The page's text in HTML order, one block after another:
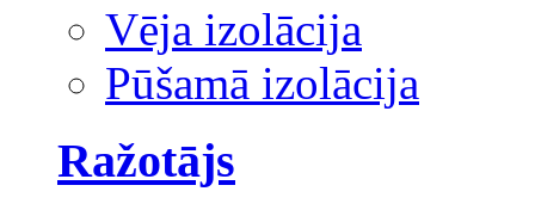
Vēja izolācija
Pūšamā izolācija
Ražotājs